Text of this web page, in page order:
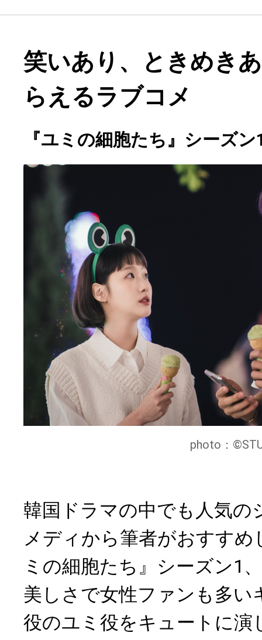
笑いあり、ときめき
らえるラブコメ
『ユミの細胞たち』シーズン
photo：
韓国ドラマの中でも人気の
メディから筆者がおすす
ミの細胞たち』シーズン1
美しさで女性ファンも多い
役のユミ役をキュートに演